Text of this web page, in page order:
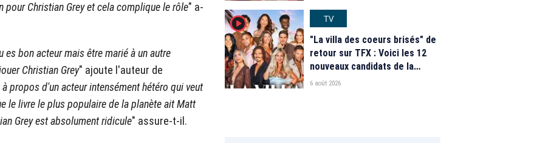
pour Christian Grey et cela complique le rôle" a-
bon acteur mais être marié à un autre
Christian Grey" ajoute l'auteur de
propos d'un acteur intensément hétéro qui veut
le livre le plus populaire de la planète ait Matt
Grey est absolument ridicule" assure-t-il.
2026
player2
TV
"La villa des coeurs brisés" de
retour sur TFX : Voici les 12
nouveaux candidats de la
saison 2026
6 août 2026